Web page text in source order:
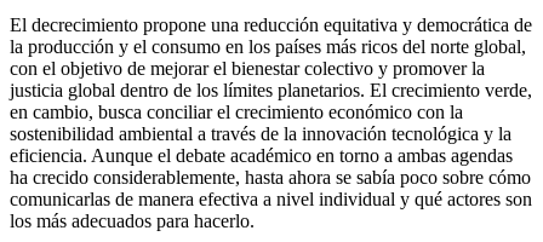
El decrecimiento propone una reducción equitativa y democrática de
la producción y el consumo en los países más ricos del norte global,
con el objetivo de mejorar el bienestar colectivo y promover la
justicia global dentro de los límites planetarios. El crecimiento verde,
en cambio, busca conciliar el crecimiento económico con la
sostenibilidad ambiental a través de la innovación tecnológica y la
eficiencia. Aunque el debate académico en torno a ambas agendas
ha crecido considerablemente, hasta ahora se sabía poco sobre cómo
comunicarlas de manera efectiva a nivel individual y qué actores son
los más adecuados para hacerlo.